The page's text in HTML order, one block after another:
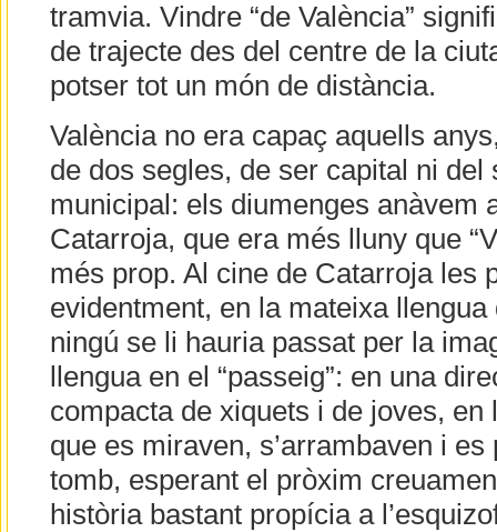
tramvia. Vindre “de València”
de trajecte des del centre de la
potser tot un món de distància.
València no era capaç aquells
de dos segles, de ser capital ni del
municipal: els diumenges anàvem
Catarroja, que era més lluny que
més prop. Al cine de Catarroja les
evidentment, en la mateixa llengua
ningú se li hauria passat per la
llengua en el “passeig”: en una
compacta de xiquets i de joves, en
que es miraven, s’arrambaven i
tomb, esperant el pròxim
història bastant propícia a